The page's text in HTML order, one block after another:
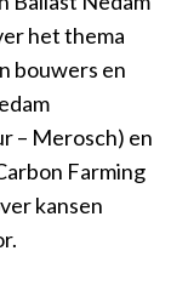
het thema
bouwers en
– Merosch) en
Farming
kansen